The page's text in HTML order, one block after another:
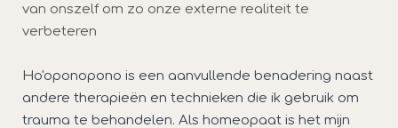
van onszelf om zo onze externe realiteit te
verbeteren
Ho'oponopono is een aanvullende benadering naast
andere therapieën en technieken die ik gebruik om
trauma te behandelen. Als homeopaat is het mijn